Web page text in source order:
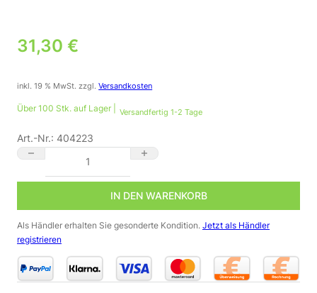
31,30 €
inkl. 19 % MwSt. zzgl.Versandkosten
Über 100 Stk. auf Lager | Versandfertig 1-2 Tage
Art.-Nr.: 404223
⭐🌧️ Treppenstufenbeleuchtung außen 68mm – rund, Weiß,
IN DEN WARENKORB
Als Händler erhalten Sie gesonderte Kondition. Jetzt als Händler
registrieren